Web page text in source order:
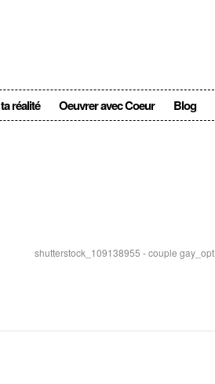
réalité Oeuvrer avec Coeur Blog
shutterstock_109138955 - couple gay_opt